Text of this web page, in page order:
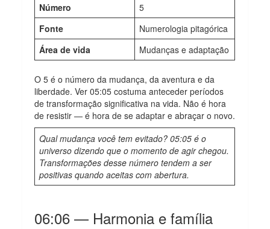
Número
5
Fonte
Numerologia pitagórica
Área de vida
Mudanças e adaptação
O 5 é o número da mudança, da aventura e da
liberdade. Ver 05:05 costuma anteceder períodos
de transformação significativa na vida. Não é hora
de resistir — é hora de se adaptar e abraçar o novo.
Qual mudança você tem evitado? 05:05 é o
universo dizendo que o momento de agir chegou.
Transformações desse número tendem a ser
positivas quando aceitas com abertura.
06:06 — Harmonia e família